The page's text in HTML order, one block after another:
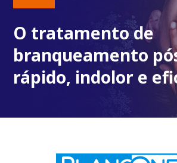
O tratamento de
branqueamento
rápido, indolor e